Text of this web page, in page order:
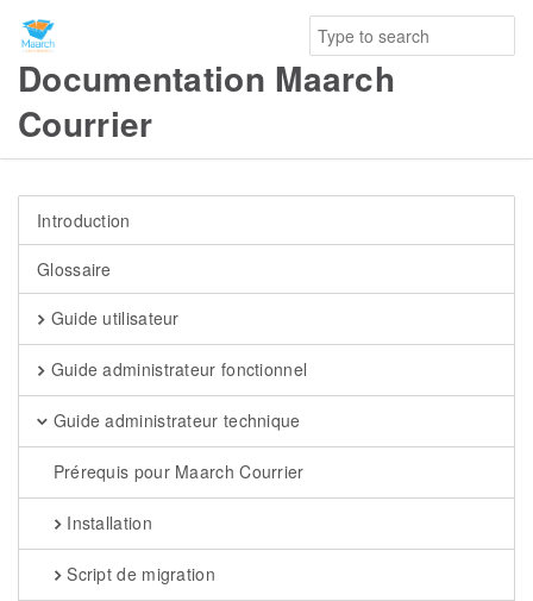
Documentation Maarch
Courrier
Introduction
Glossaire
Guide utilisateur
Guide administrateur fonctionnel
Guide administrateur technique
Prérequis pour Maarch Courrier
Installation
Script de migration